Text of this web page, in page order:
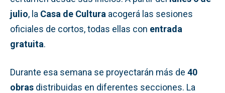
julio, la Casa de Cultura acogerá las sesiones
oficiales de cortos, todas ellas con entrada
gratuita.
Durante esa semana se proyectarán más de 40
obras distribuidas en diferentes secciones. La